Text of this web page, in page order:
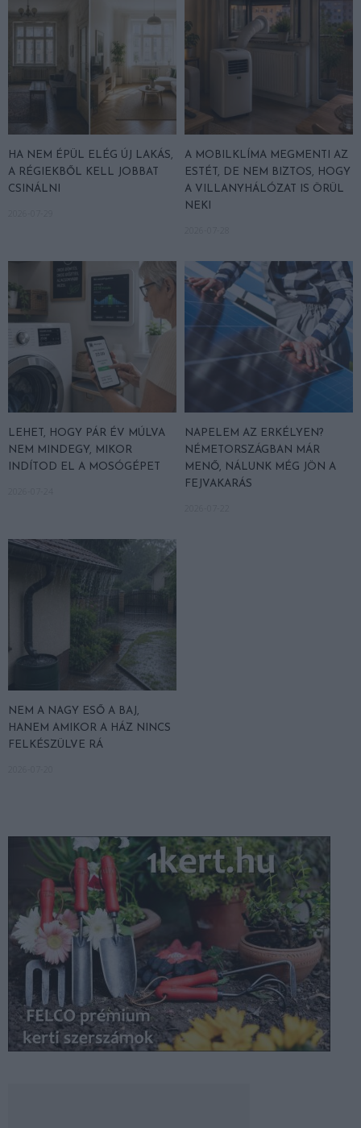
HA NEM ÉPÜL ELÉG ÚJ LAKÁS,
A RÉGIEKBŐL KELL JOBBAT
CSINÁLNI
A MOBILKLÍMA MEGMENTI AZ
ESTÉT, DE NEM BIZTOS, HOGY
A VILLANYHÁLÓZAT IS ÖRÜL
NEKI
LEHET, HOGY PÁR ÉV MÚLVA
NEM MINDEGY, MIKOR
INDÍTOD EL A MOSÓGÉPET
NAPELEM AZ ERKÉLYEN?
NÉMETORSZÁGBAN MÁR
MENŐ, NÁLUNK MÉG JÖN A
FEJVAKARÁS
NEM A NAGY ESŐ A BAJ,
HANEM AMIKOR A HÁZ NINCS
FELKÉSZÜLVE RÁ